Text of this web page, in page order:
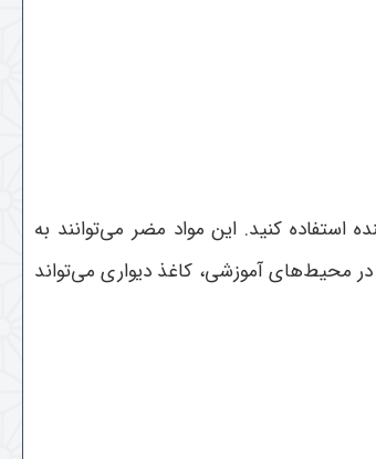
کنید. این مواد مضر می‌توانند به
محیط‌های آموزشی، کاغذ دیواری می‌تواند